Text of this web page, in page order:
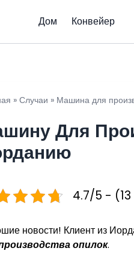
Дом Конвейер
» Случаи » Машина для
Для
4.7/5 - (13
новости! Клиент из
опилок.